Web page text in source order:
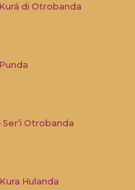
di Otrobanda
Otrobanda
Hulanda